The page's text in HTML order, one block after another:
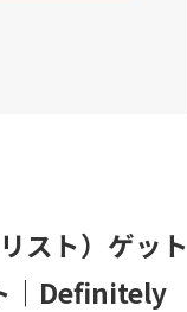
スト）ゲット
｜Definitely